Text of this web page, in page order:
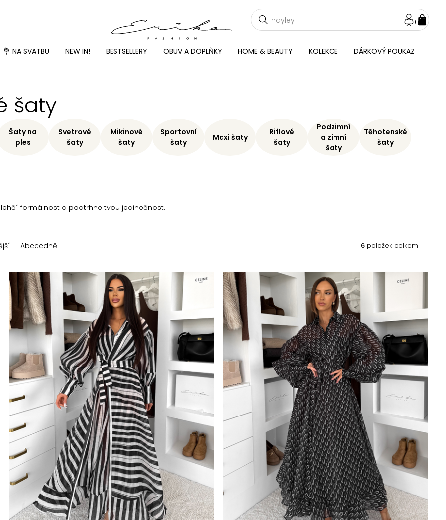
💐 NA SVATBU NEW IN! BESTSELLERY OBUV A DOPLŇKY HOME & BEAUTY KOLEKCE DÁRKOVÝ POUKAZ
šaty
formálnost a podtrhne tvou jedinečnost.
Šaty na
ples
Svetrové
šaty
Mikinové
šaty
Sportovní
šaty
Maxi šaty
Riflové
šaty
Podzimní
a zimní
šaty
Těhotenské
šaty
Abecedně 6 položek celkem